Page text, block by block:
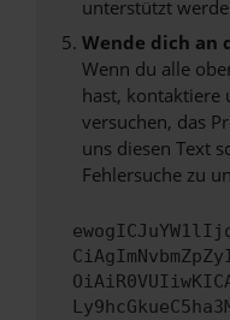
unterstützt
Wende dich an
Wenn du alle
hast, kontaktiere
versuchen, das
uns diesen Text
Fehlersuche zu